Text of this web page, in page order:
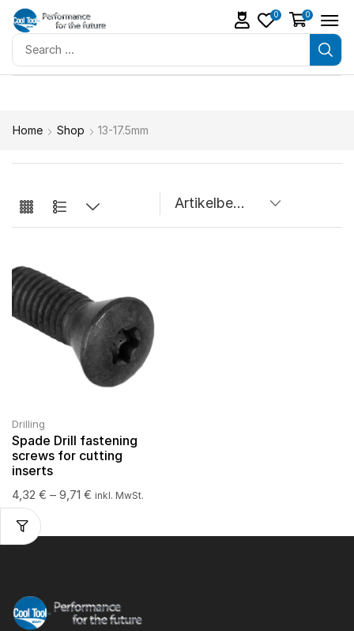
0 0
Home Shop 13-17.5mm
Drilling
Spade Drill fastening
screws for cutting
inserts
4,32 € – 9,71 € inkl. MwSt.